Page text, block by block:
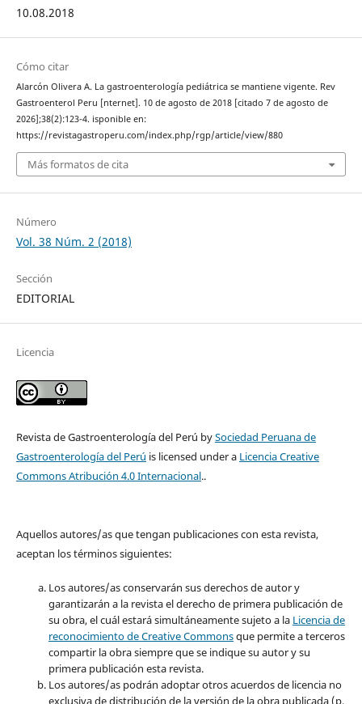
10.08.2018
Cómo citar
Alarcón Olivera A. La gastroenterología pediátrica se mantiene vigente. Rev
Gastroenterol Peru [nternet]. 10 de agosto de 2018 [citado 7 de agosto de
2026];38(2):123-4. isponible en:
https://revistagastroperu.com/index.php/rgp/article/view/880
Más formatos de cita
Número
Vol. 38 Núm. 2 (2018)
Sección
EDITORIAL
Licencia
Revista de Gastroenterología del Perú bySociedad Peruana de
Gastroenterología del Perú is licensed under a Licencia Creative
Commons Atribución 4.0 Internacional..
Aquellos autores/as que tengan publicaciones con esta revista,
aceptan los términos siguientes:
Los autores/as conservarán sus derechos de autor y
garantizarán a la revista el derecho de primera publicación de
su obra, el cuál estará simultáneamente sujeto a la Licencia de
reconocimiento de Creative Commonsque permite a terceros
compartir la obra siempre que se indique su autor y su
primera publicación esta revista.
Los autores/as podrán adoptar otros acuerdos de licencia no
exclusiva de distribución de la versión de la obra publicada (p.